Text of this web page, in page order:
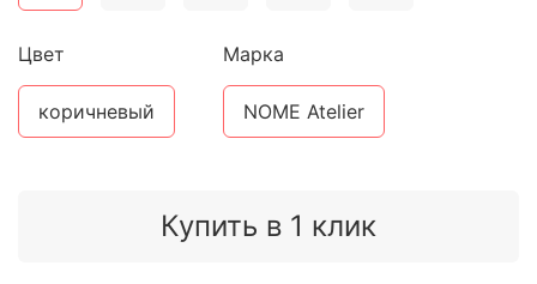
Купить в 1 клик
Цвет
коричневый
Марка
NOME Atelier